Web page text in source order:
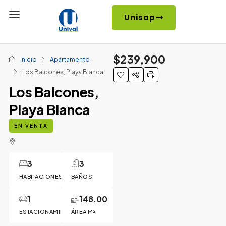
Unisap
Inicio
Apartamento
Los Balcones, Playa Blanca
Los Balcones,
Playa Blanca
EN VENTA
HABITACIONES
3
BAÑOS
3
ESTACIONAMIENTO
1
ÁREA M²
148.00
$239,900